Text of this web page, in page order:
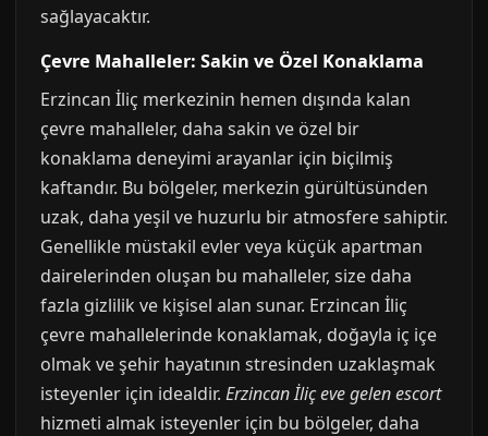
sağlayacaktır.
Çevre Mahalleler: Sakin ve Özel Konaklama
Erzincan İliç merkezinin hemen dışında kalan
çevre mahalleler, daha sakin ve özel bir
konaklama deneyimi arayanlar için biçilmiş
kaftandır. Bu bölgeler, merkezin gürültüsünden
uzak, daha yeşil ve huzurlu bir atmosfere sahiptir.
Genellikle müstakil evler veya küçük apartman
dairelerinden oluşan bu mahalleler, size daha
fazla gizlilik ve kişisel alan sunar. Erzincan İliç
çevre mahallelerinde konaklamak, doğayla iç içe
olmak ve şehir hayatının stresinden uzaklaşmak
isteyenler için idealdir. Erzincan İliç eve gelen escort
hizmeti almak isteyenler için bu bölgeler, daha